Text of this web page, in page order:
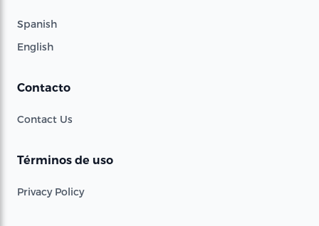
Spanish
English
Contacto
Contact Us
Términos de uso
Privacy Policy